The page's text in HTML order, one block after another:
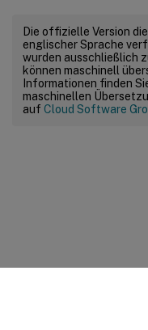
Die offizielle Version
englischer Sprache
wurden ausschließlich
können maschinell
Informationen finden
maschinellen
auf Cloud Software